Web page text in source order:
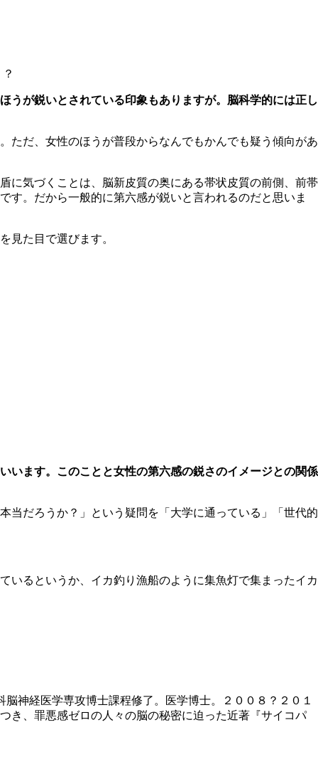
が鋭いとされている印象もありますが。脳科学的には正し
だ、女性のほうが普段からなんでもかんでも疑う傾向があ
に気づくことは、脳新皮質の奥にある帯状皮質の前側、前帯
す。だから一般的に第六感が鋭いと言われるのだと思いま
見た目で選びます。
います。このことと女性の第六感の鋭さのイメージとの関係
だろうか？」という疑問を「大学に通っている」「世代的
るというか、イカ釣り漁船のように集魚灯で集まったイカ
神経医学専攻博士課程修了。医学博士。２００８？２０１
き、罪悪感ゼロの人々の脳の秘密に迫った近著『サイコパ